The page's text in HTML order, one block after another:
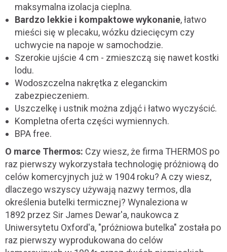
maksymalna izolacja cieplna.
Bardzo lekkie i kompaktowe wykonanie, łatwo
mieści się w plecaku, wózku dziecięcym czy
uchwycie na napoje w samochodzie.
Szerokie ujście 4 cm - zmieszczą się nawet kostki
lodu.
Wodoszczelna nakrętka z eleganckim
zabezpieczeniem.
Uszczelkę i ustnik można zdjąć i łatwo wyczyścić.
Kompletna oferta części wymiennych.
BPA free.
O marce Thermos: Czy wiesz, że firma THERMOS po
raz pierwszy wykorzystała technologię próżniową do
celów komercyjnych już w 1904 roku? A czy wiesz,
dlaczego wszyscy używają nazwy termos, dla
określenia butelki termicznej? Wynaleziona w
1892 przez Sir James Dewar'a, naukowca z
Uniwersytetu Oxford'a, "próżniowa butelka" została po
raz pierwszy wyprodukowana do celów